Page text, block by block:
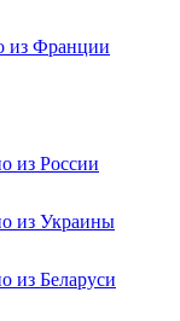
из Франции
из России
из Украины
из Беларуси